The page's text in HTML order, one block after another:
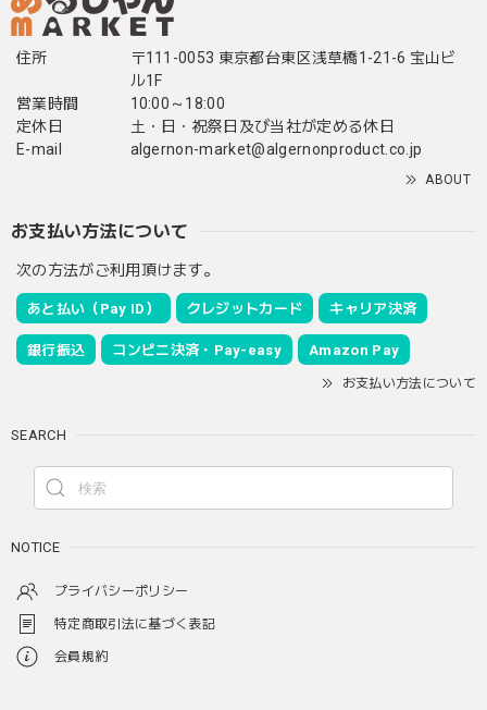
住所
〒111-0053 東京都台東区浅草橋1-21-6 宝山ビ
ル1F
営業時間
10:00～18:00
定休日
土・日・祝祭日及び当社が定める休日
E-mail
algernon-market@algernonproduct.co.jp
ABOUT
お支払い方法について
次の方法がご利用頂けます。
あと払い（Pay ID） クレジットカード キャリア決済
銀行振込 コンビニ決済・Pay-easy Amazon Pay
お支払い方法について
SEARCH
NOTICE
プライバシーポリシー
特定商取引法に基づく表記
会員規約